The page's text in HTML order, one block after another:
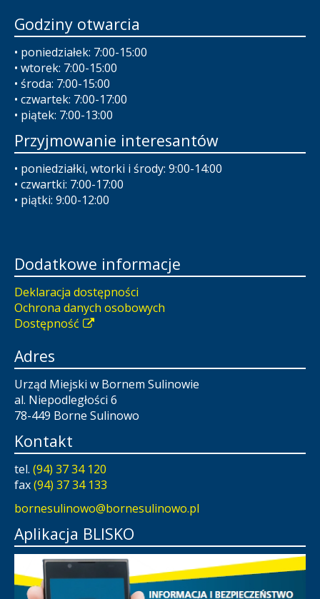
Godziny otwarcia
• poniedziałek: 7:00-15:00
• wtorek: 7:00-15:00
• środa: 7:00-15:00
• czwartek: 7:00-17:00
• piątek: 7:00-13:00
Przyjmowanie interesantów
• poniedziałki, wtorki i środy: 9:00-14:00
• czwartki: 7:00-17:00
• piątki: 9:00-12:00
Dodatkowe informacje
Deklaracja dostępności
Ochrona danych osobowych
Dostępność
Adres
Urząd Miejski w Bornem Sulinowie
al. Niepodległości 6
78-449 Borne Sulinowo
Kontakt
tel. (94) 37 34 120
fax(94) 37 34 133
bornesulinowo@bornesulinowo.pl
Aplikacja BLISKO